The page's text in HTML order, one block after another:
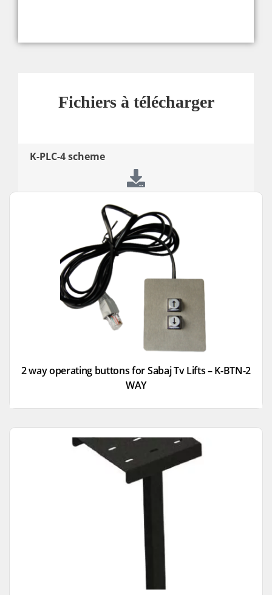
Fichiers à télécharger
K-PLC-4 scheme
2 way operating buttons for Sabaj Tv Lifts – K-BTN-2
WAY